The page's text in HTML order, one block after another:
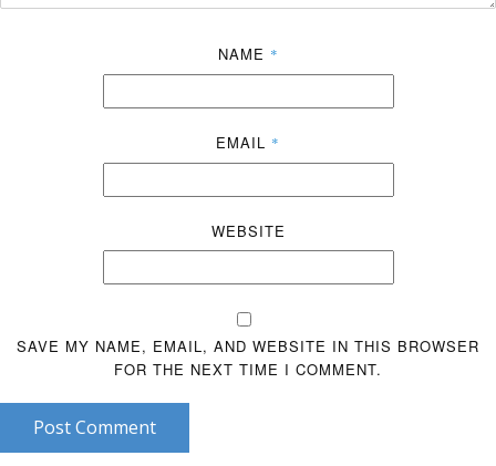
NAME *
EMAIL *
WEBSITE
SAVE MY NAME, EMAIL, AND WEBSITE IN THIS BROWSER
FOR THE NEXT TIME I COMMENT.
Post Comment